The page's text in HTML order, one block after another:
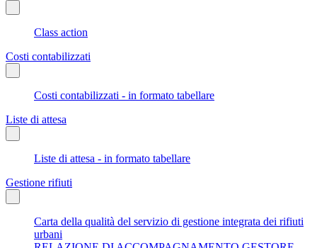
Class action
Costi contabilizzati
Costi contabilizzati - in formato tabellare
Liste di attesa
Liste di attesa - in formato tabellare
Gestione rifiuti
Carta della qualità del servizio di gestione integrata dei rifiuti
urbani